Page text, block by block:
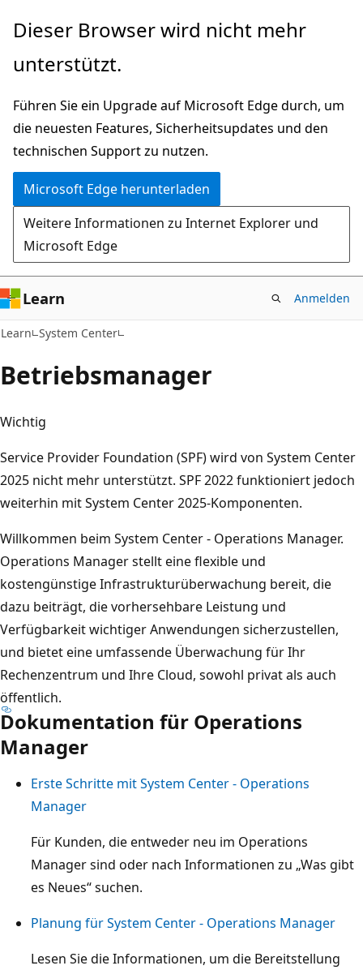
Zu
wechseln
Dieser Browser wird nicht mehr
unterstützt.
Führen Sie ein Upgrade auf Microsoft Edge durch, um
die neuesten Features, Sicherheitsupdates und den
technischen Support zu nutzen.
Microsoft Edge herunterladen
Weitere Informationen zu Internet Explorer und
Microsoft Edge
Learn Anmelden
Learn System Center
Betriebsmanager
Wichtig
Service Provider Foundation (SPF) wird von System Center
2025 nicht mehr unterstützt. SPF 2022 funktioniert jedoch
weiterhin mit System Center 2025-Komponenten.
Willkommen beim System Center - Operations Manager.
Operations Manager stellt eine flexible und
kostengünstige Infrastrukturüberwachung bereit, die
dazu beiträgt, die vorhersehbare Leistung und
Verfügbarkeit wichtiger Anwendungen sicherzustellen,
und bietet eine umfassende Überwachung für Ihr
Rechenzentrum und Ihre Cloud, sowohl privat als auch
öffentlich.
Dokumentation für Operations
Manager
Erste Schritte mit System Center - Operations
Manager
Für Kunden, die entweder neu im Operations
Manager sind oder nach Informationen zu „Was gibt
es Neues“ suchen.
Planung für System Center - Operations Manager
Lesen Sie die Informationen, um die Bereitstellung